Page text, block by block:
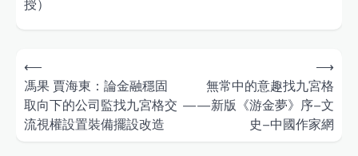
授）
Post
navigation
⟵
馮果 賈海東：論金融穩固
取向下的公司監找九宮格交
流視權設置裝備擺設改造
無常中的意趣找九宮格
——新版《游金夢》序–文
史–中國作家網
⟶